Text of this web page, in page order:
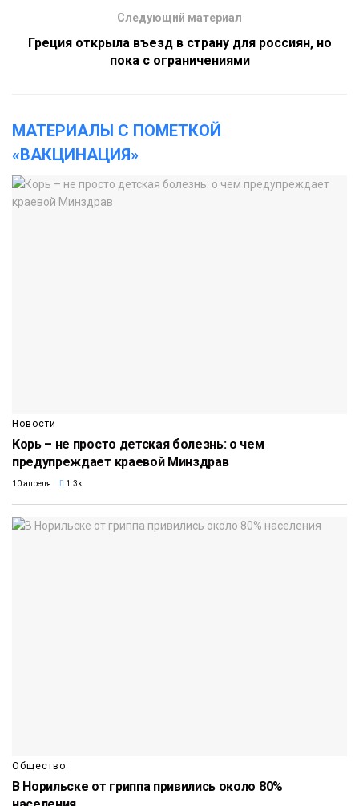
Следующий материал
Греция открыла въезд в страну для россиян, но
пока с ограничениями
МАТЕРИАЛЫ С ПОМЕТКОЙ
«ВАКЦИНАЦИЯ»
Новости
Корь – не просто детская болезнь: о чем
предупреждает краевой Минздрав
10 апреля 1.3k
Общество
В Норильске от гриппа привились около 80%